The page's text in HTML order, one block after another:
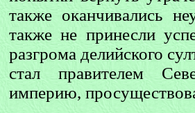
также оканчивались
также не принесли
разгрома делийского
стал правителем
империю,